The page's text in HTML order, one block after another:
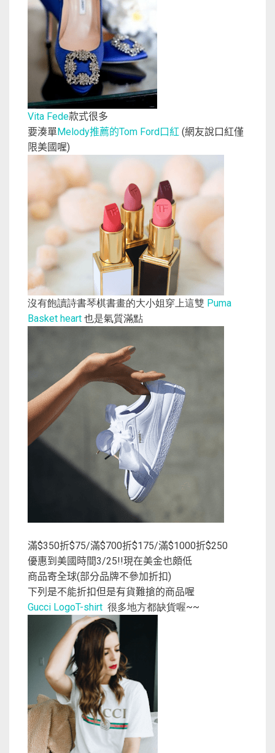
Vita Fede款式很多
要湊單Melody推薦的Tom Ford口紅 (網友說口紅僅
限美國喔)
沒有飽讀詩書琴棋書畫的大小姐穿上這雙 Puma
Basket heart 也是氣質滿點
滿$350折$75/滿$700折$175/滿$1000折$250
優惠到美國時間3/25!!現在美金也頗低
商品寄全球(部分品牌不參加折扣)
下列是不能折扣但是有貨難搶的商品喔
Gucci LogoT-shirt 很多地方都缺貨喔~~